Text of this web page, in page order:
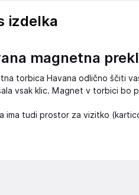
izdelka
magnetna
torbica Havana odlično ščiti
vsak klic. Magnet v torbici bo
ima tudi prostor za vizitko